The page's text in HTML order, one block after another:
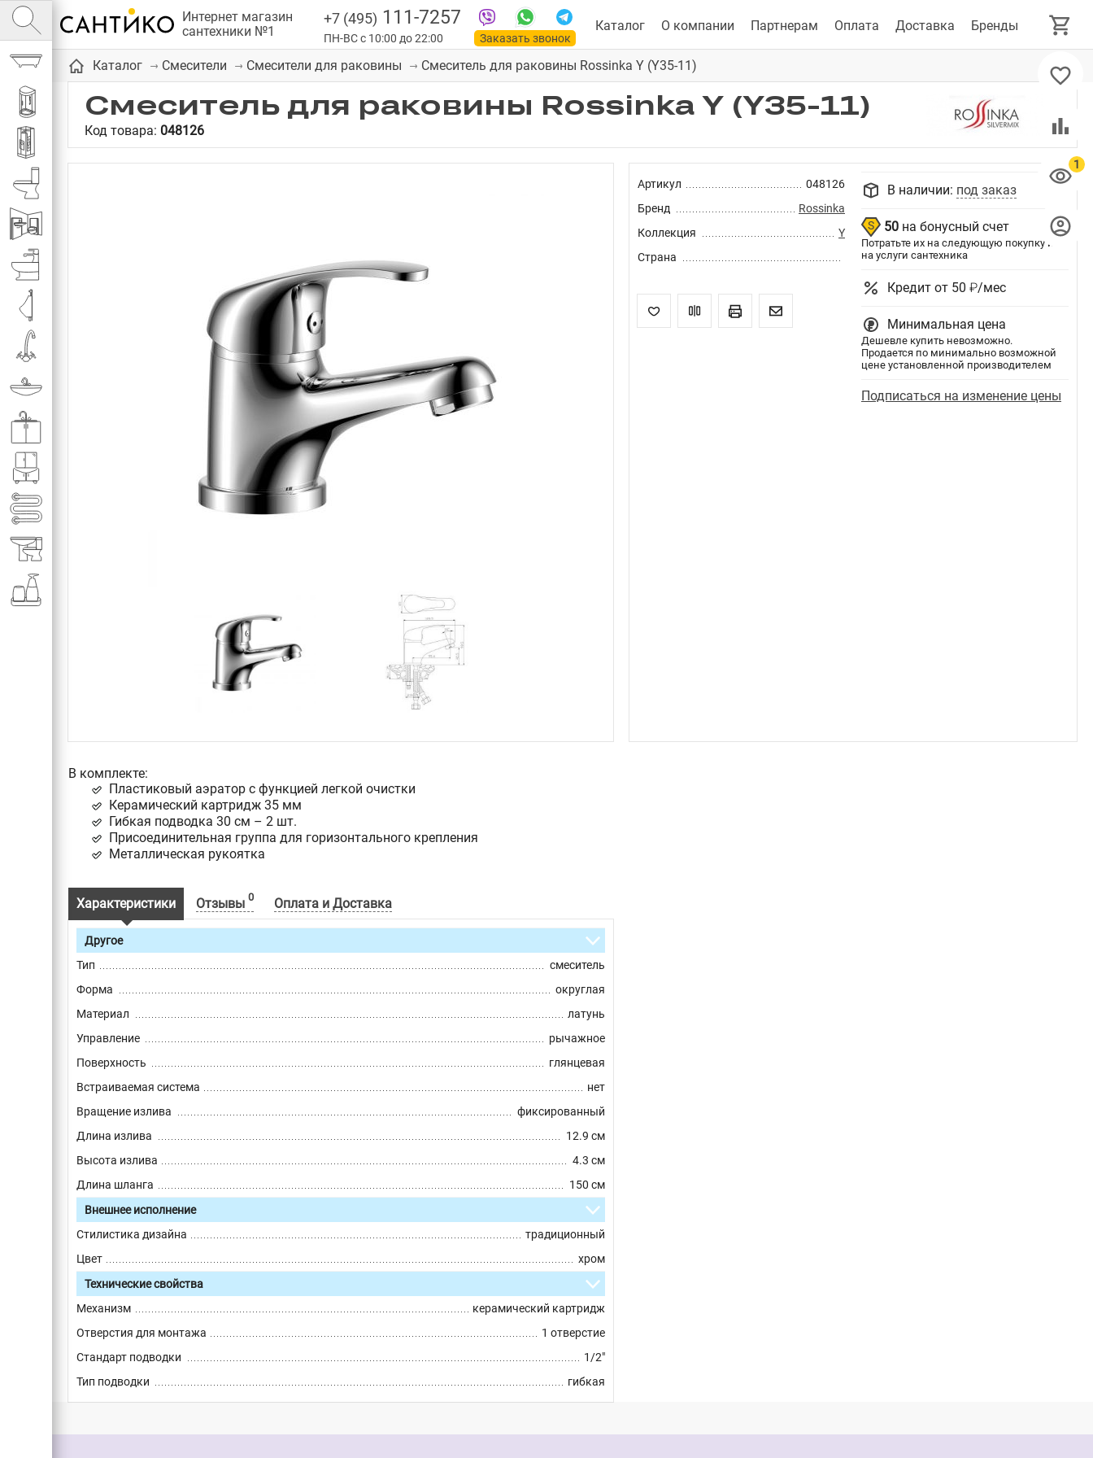
Интернет магазин
сантехники №1
+7 (495) 111-7257
ПН-ВС с 10:00 до 22:00
Заказать звонок
Ванны
Душевые кабины
Каталог О компании Партнерам Оплата Доставка Бренды
Каталог Смесители Смесители для раковины Смеситель для раковины Rossinka Y (Y35-11)
Смеситель для раковины Rossinka Y (Y35-11)
Код товара: 048126
Артикул
048126
Бренд
Rossinka
Коллекция
Y
Страна
В наличии: под заказ
50 на бонусный счет
Потратьте их на следующую покупку или
на услуги сантехника
Кредит от 50 ₽/мес
Минимальная цена
Дешевле купить невозможно.
Продается по минимально возможной
цене установленной производителем
Подписаться на изменение цены
В комплекте:
Пластиковый аэратор с функцией легкой очистки
Керамический картридж 35 мм
Гибкая подводка 30 см – 2 шт.
Присоединительная группа для горизонтального крепления
Металлическая рукоятка
Характеристики Отзывы 0 Оплата и Доставка
Другое
Тип
смеситель
Форма
округлая
Материал
латунь
Управление
рычажное
Поверхность
глянцевая
Встраиваемая система
нет
Вращение излива
фиксированный
Длина излива
12.9 см
Высота излива
4.3 см
Длина шланга
150 см
Внешнее исполнение
Стилистика дизайна
традиционный
Цвет
хром
Технические свойства
Механизм
керамический картридж
Отверстия для монтажа
1 отверстие
Стандарт подводки
1/2"
Тип подводки
гибкая